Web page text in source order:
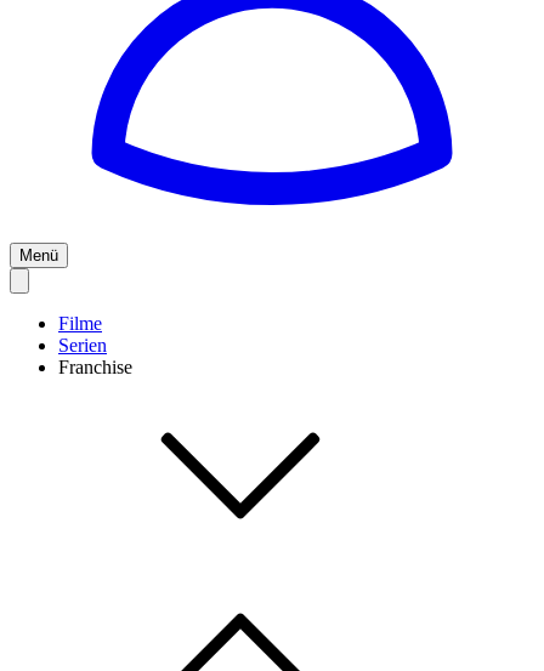
Menü
Filme
Serien
Franchise